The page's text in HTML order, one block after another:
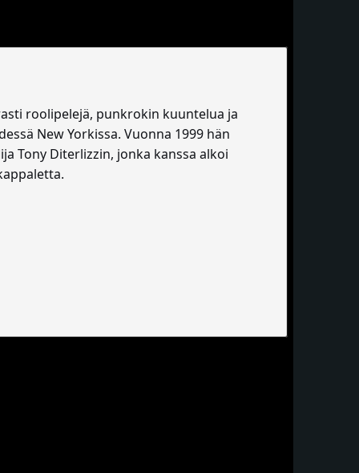
roolipelejä, punkrokin kuuntelua ja
New Yorkissa. Vuonna 1999 hän
Tony Diterlizzin, jonka kanssa alkoi